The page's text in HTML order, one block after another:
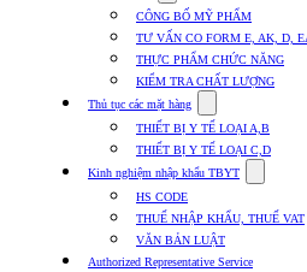
TBYT
submenu
for
Dịch
vụ
khác
CÔNG BỐ MỸ PHẨM
TƯ VẤN CO FORM E, AK, D,
THỰC PHẨM CHỨC NĂNG
KIỂM TRA CHẤT LƯỢNG
Thủ tục các mặt hàng
submenu
for
Thủ
tục
mặt
hàng
THIẾT BỊ Y TẾ LOẠI A,B
THIẾT BỊ Y TẾ LOẠI C,D
Kinh nghiệm nhập khẩu TBYT
Kinh
HS CODE
THUẾ NHẬP KHẨU, THUẾ VAT
VĂN BẢN LUẬT
Authorized Representative Service